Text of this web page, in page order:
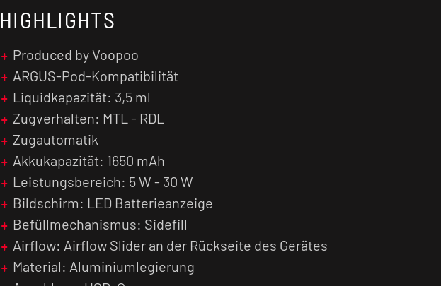
HIGHLIGHTS
Produced by Voopoo
ARGUS-Pod-Kompatibilität
Liquidkapazität: 3,5 ml
Zugverhalten: MTL - RDL
Zugautomatik
Akkukapazität: 1650 mAh
Leistungsbereich: 5 W - 30 W
Bildschirm: LED Batterieanzeige
Befüllmechanismus: Sidefill
Airflow: Airflow Slider an der Rückseite des Gerätes
Material: Aluminiumlegierung